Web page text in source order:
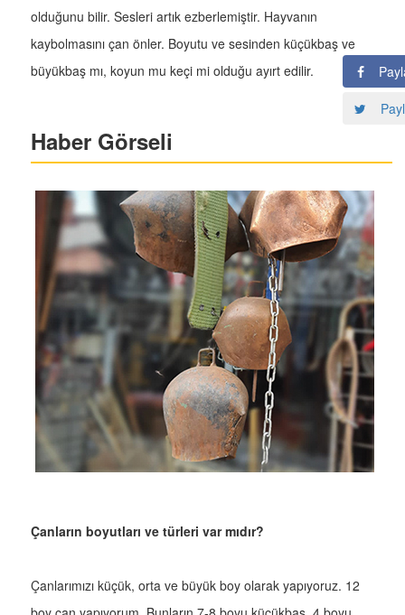
olduğunu bilir. Sesleri artık ezberlemiştir. Hayvanın
kaybolmasını çan önler. Boyutu ve sesinden küçükbaş ve
büyükbaş mı, koyun mu keçi mi olduğu ayırt edilir.
Haber Görseli
Çanların boyutları ve türleri var mıdır?
Çanlarımızı küçük, orta ve büyük boy olarak yapıyoruz. 12